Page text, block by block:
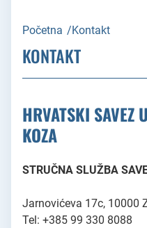
Početna /Kontakt
KONTAKT
HRVATSKI SAVEZ
KOZA
STRUČNA SLUŽBA
Jarnovićeva 17c, 10000
Tel: +385 99 330 8088